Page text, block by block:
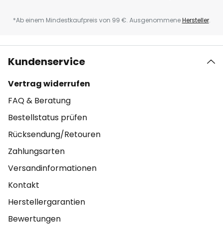
*Ab einem Mindestkaufpreis von 99 €. AusgenommeneHersteller.
Kundenservice
Vertrag widerrufen
FAQ & Beratung
Bestellstatus prüfen
Rücksendung/Retouren
Zahlungsarten
Versandinformationen
Kontakt
Herstellergarantien
Bewertungen